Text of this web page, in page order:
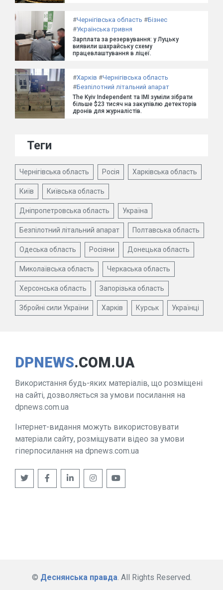
#Чернігівська область #Бізнес
#Українська гривня
Зарплата за резервування: у Луцьку
виявили шахрайську схему
працевлаштування в ліцеї.
#Харків #Чернігівська область
#Безпілотний літальний апарат
The Kyiv Independent та ІМІ зуміли зібрати
більше $23 тисяч на закупівлю детекторів
дронів для журналістів.
Теги
Чернігівська область Росія Харківська область
Київ Київська область
Дніпропетровська область Україна
Безпілотний літальний апарат Полтавська область
Одеська область Росіяни Донецька область
Миколаївська область Черкаська область
Херсонська область Запорізька область
Збройні сили України Харків Курськ Українці
DPNEWS.COM.UA
Використання будь-яких матеріалів, що розміщені
на сайті, дозволяється за умови посилання на
dpnews.com.ua
Інтернет-видання можуть використовувати
матеріали сайту, розміщувати відео за умови
гіперпосилання на dpnews.com.ua
© Деснянська правда. All Rights Reserved.